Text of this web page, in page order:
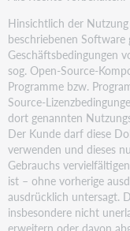
Hinsichtlich der
beschriebenen Software
Geschäftsbedingungen
sog. Open-Source-
Programme bzw.
Source-
dort genannten
Der Kunde darf diese
verwenden und dieses
Gebrauchs
ist – ohne vorherige
ausdrücklich untersagt.
insbesondere nicht